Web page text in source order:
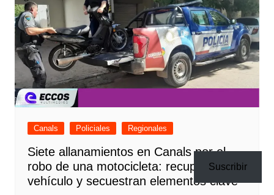
Canals Policiales Regionales
Siete allanamientos en Canals por el
robo de una motocicleta: recuperan el
vehículo y secuestran elementos clave
Suscribir